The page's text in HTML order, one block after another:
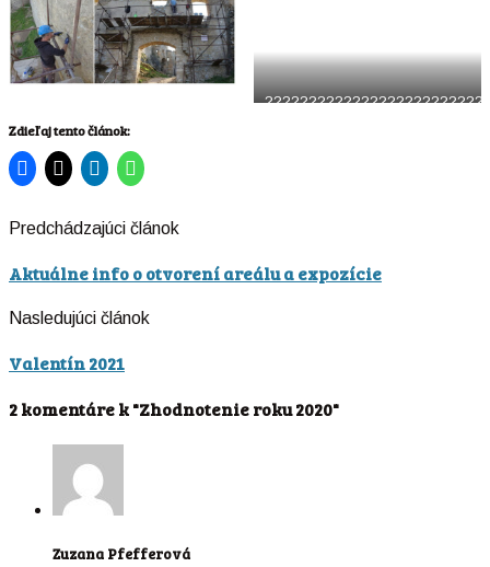
Zdieľaj tento článok:
Predchádzajúci článok
Aktuálne info o otvorení areálu a expozície
Nasledujúci článok
Valentín 2021
2 komentáre k "Zhodnotenie roku 2020"
Zuzana Pfefferová